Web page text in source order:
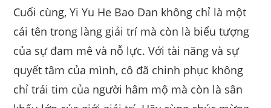
Cuối cùng, Yi Yu He Bao Dan không chỉ là một
cái tên trong làng giải trí mà còn là biểu tượng
của sự đam mê và nỗ lực. Với tài năng và sự
quyết tâm của mình, cô đã chinh phục không
chỉ trái tim của người hâm mộ mà còn là sân